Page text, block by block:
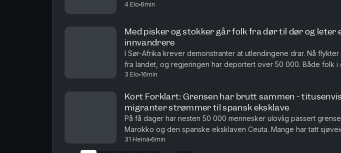
deg, i dag også om at Ukraina angriper Russla...
4 Elo 6min
Med pisker og stokker går folk fra dør til dør og leter
innvandrere
I Sør-Afrika krever demonstranter at utlendingene drar. Nå flykter
fra landet, og regjeringen har deportert over 50 000. Både folk i
regjeringen mener innvandring er årsaken til ar...
3 Elo 16min
Kort Forklart: Grensen har brutt sammen -
migranter strømmer til spansk eksklave
På få dager har nesten 50 000 mennesker ulovlig passert
Marokko og den spanske eksklaven Ceuta. Mange har tatt
baderinger og armringer, mens noen har hoppet over gjerder. N...
31 Heinä 6min